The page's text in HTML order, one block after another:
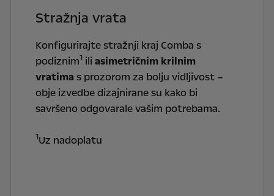
Stražnja vrata
Konfigurirajte stražnji kraj Comba s
podiznim1ili asimetričnim krilnim
vratima s prozorom za bolju vidljivost –
obje izvedbe dizajnirane su kako bi
savršeno odgovarale vašim potrebama.
1Uz nadoplatu